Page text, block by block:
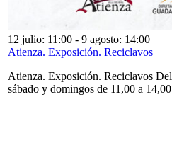
12 julio: 11:00 - 9 agosto: 14:00
Atienza. Exposición. Reciclavos
Atienza. Exposición. Reciclavos
sábado y domingos de 11,00 a